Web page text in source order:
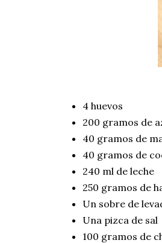
4 huevos
200 gramos de
40 gramos de
40 gramos de
240 ml de leche
250 gramos de
Un sobre de
Una pizca de sal
100 gramos de